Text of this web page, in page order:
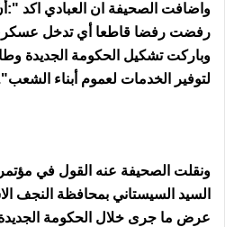
واضافت الصحيفة ان العبادي اكد ":أنّ
رفضت رفضا قاطعا أي تدخل
وباركت تشكيل الحكومة الجديدة
لتوفير الخدمات لعموم أبناء
ونقلت الصحيفة عنه القول في
السيد السيستاني بمحافظة النجف
عرض ما جرى خلال الحكومة